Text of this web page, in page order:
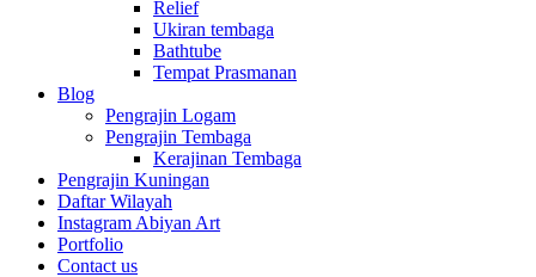
Relief
Ukiran tembaga
Bathtube
Tempat Prasmanan
Blog
Pengrajin Logam
Pengrajin Tembaga
Kerajinan Tembaga
Pengrajin Kuningan
Daftar Wilayah
Instagram Abiyan Art
Portfolio
Contact us